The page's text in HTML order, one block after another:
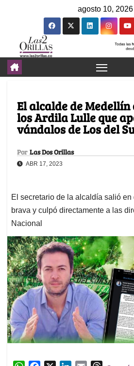
agosto 10, 2026
El alcalde de
los Ardila Lulle que
vándalos de Los del
Por Las Dos Orillas
ABR 17, 2023
El secretario de la alcaldía salió en
brava y culpó directamente a las
Nacional